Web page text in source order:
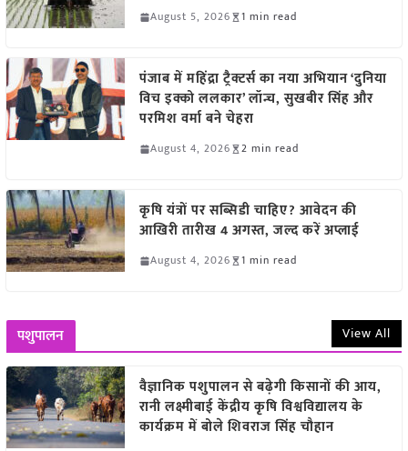
August 5, 2026 1 min read
पंजाब में महिंद्रा ट्रैक्टर्स का नया अभियान ‘दुनिया
विच इक्को ललकार’ लॉन्च, सुखबीर सिंह और
परमिश वर्मा बने चेहरा
August 4, 2026 2 min read
कृषि यंत्रों पर सब्सिडी चाहिए? आवेदन की
आखिरी तारीख 4 अगस्त, जल्द करें अप्लाई
August 4, 2026 1 min read
पशुपालन View All
वैज्ञानिक पशुपालन से बढ़ेगी किसानों की आय,
रानी लक्ष्मीबाई केंद्रीय कृषि विश्वविद्यालय के
कार्यक्रम में बोले शिवराज सिंह चौहान